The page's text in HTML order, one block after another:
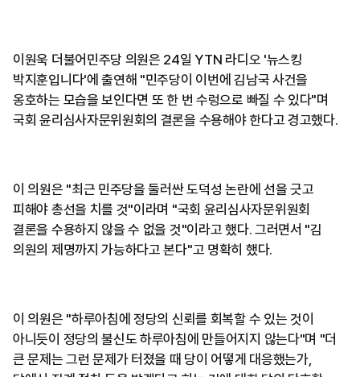
이원욱 더불어민주당 의원은 24일 YTN 라디오 '뉴스킹
박지훈입니다'에 출연해 "민주당이 이번에 김남국 사건을
옹호하는 모습을 보인다면 또 한 번 수렁으로 빠질 수 있다"며
국회 윤리심사자문위원회의 결론을 수용해야 한다고 경고했다.
이 의원은 "최근 민주당을 둘러싼 도덕성 논란에 선을 긋고
피해야 총선을 치를 것"이라며 "국회 윤리심사자문위원회
결론을 수용하지 않을 수 없을 것"이라고 했다. 그러면서 "김
의원의 제명까지 가능하다고 본다"고 명확히 했다.
이 의원은 "하루아침에 정당의 신뢰를 회복할 수 있는 것이
아니듯이 정당의 불신도 하루아침에 만들어지지 않는다"며 "더
큰 문제는 그런 문제가 터졌을 때 당이 어떻게 대응했는가,